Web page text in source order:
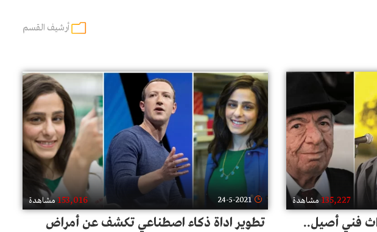
أرشيف القسم
135,227 مشاهدة
فني أصيل..
24-5-2021
153,016مشاهدة
تطوير اداة ذكاء اصطناعي تكشف عن أمراض